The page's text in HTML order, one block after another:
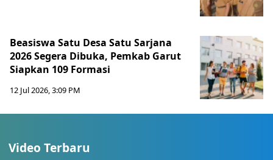
Beasiswa Satu Desa Satu Sarjana
2026 Segera Dibuka, Pemkab Garut
Siapkan 109 Formasi
12 Jul 2026, 3:09 PM
Video Terbaru